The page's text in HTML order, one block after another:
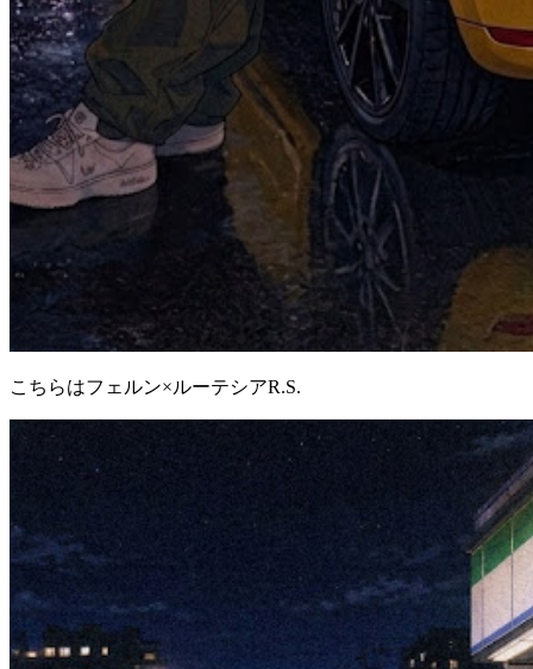
こちらはフェルン×ルーテシアR.S.